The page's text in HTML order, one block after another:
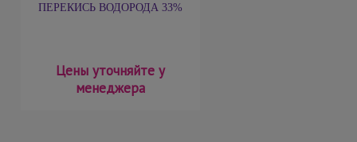
ПЕРЕКИСЬ ВОДОРОДА 33%
Цены уточняйте у
менеджера